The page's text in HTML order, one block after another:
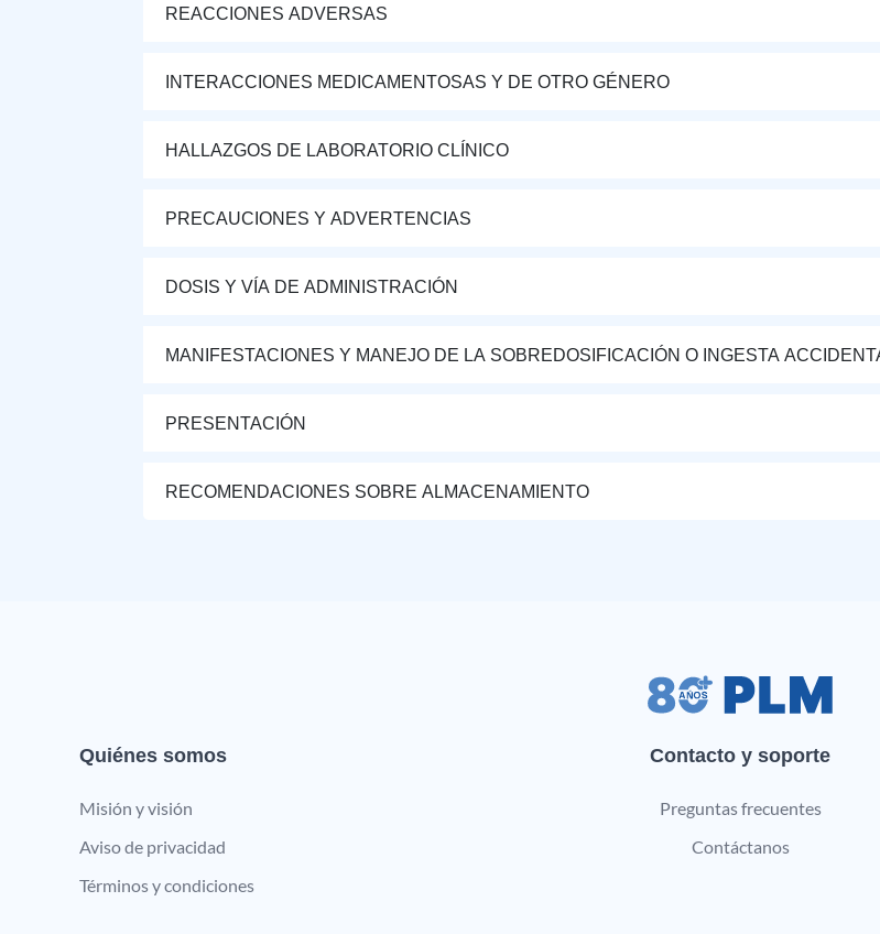
REACCIONES ADVERSAS
INTERACCIONES MEDICAMENTOSAS Y DE OTRO GÉNERO
HALLAZGOS DE LABORATORIO CLÍNICO
PRECAUCIONES Y ADVERTENCIAS
DOSIS Y VÍA DE ADMINISTRACIÓN
MANIFESTACIONES Y MANEJO DE LA SOBREDOSIFICACIÓN O INGESTA
PRESENTACIÓN
RECOMENDACIONES SOBRE ALMACENAMIENTO
Quiénes somos
Misión y visión
Aviso de privacidad
Términos y condiciones
Contacto y soporte
Preguntas frecuentes
Contáctanos